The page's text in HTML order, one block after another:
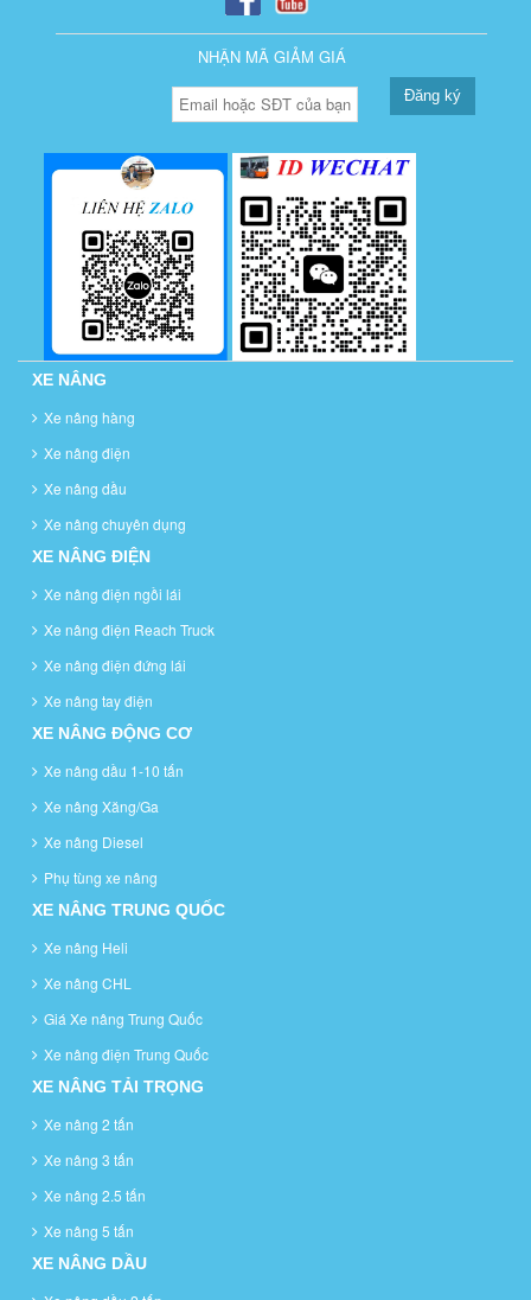
NHẬN MÃ GIẢM GIÁ
Đăng ký
XE NÂNG
Xe nâng hàng
Xe nâng điện
Xe nâng dầu
Xe nâng chuyên dụng
XE NÂNG ĐIỆN
Xe nâng điện ngồi lái
Xe nâng điện Reach Truck
Xe nâng điện đứng lái
Xe nâng tay điện
XE NÂNG ĐỘNG CƠ
Xe nâng dầu 1-10 tấn
Xe nâng Xăng/Ga
Xe nâng Diesel
Phụ tùng xe nâng
XE NÂNG TRUNG QUỐC
Xe nâng Heli
Xe nâng CHL
Giá Xe nâng Trung Quốc
Xe nâng điện Trung Quốc
XE NÂNG TẢI TRỌNG
Xe nâng 2 tấn
Xe nâng 3 tấn
Xe nâng 2.5 tấn
Xe nâng 5 tấn
XE NÂNG DẦU